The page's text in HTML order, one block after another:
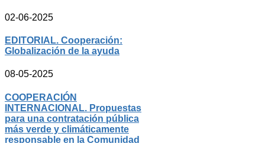
02-06-2025
EDITORIAL. Cooperación:
Globalización de la ayuda
08-05-2025
COOPERACIÓN
INTERNACIONAL. Propuestas
para una contratación pública
más verde y climáticamente
responsable en la Comunidad